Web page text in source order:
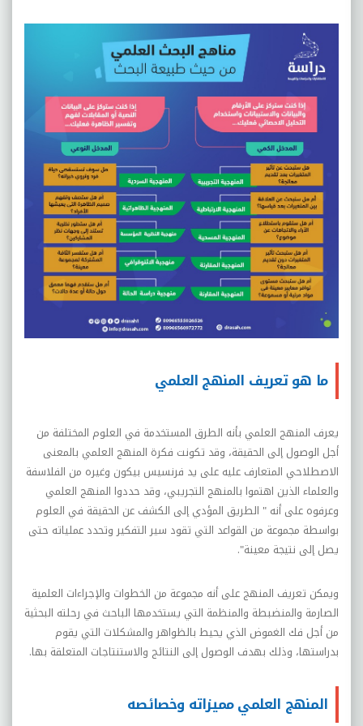
ما هو تعريف المنهج العلمي
يعرف المنهج العلمي بأنه الطرق المستخدمة في العلوم المختلفة من
أجل الوصول إلى الحقيقة، وقد تكونت فكرة المنهج العلمي بالمعنى
الاصطلاحي المتعارف عليه على يد فرنسيس بيكون وغيره من الفلاسفة
والعلماء الذين اهتموا بالمنهج التجريبي، وقد حددوا المنهج العلمي
وعرفوه على أنه " الطريق المؤدي إلى الكشف عن الحقيقة في العلوم
بواسطة مجموعة من القواعد التي تقود سير التفكير وتحدد عملياته حتى
يصل إلى نتيجة معينة".
ويمكن تعريف المنهج على أنه مجموعة من الخطوات والإجراءات العلمية
الصارمة والمنضبطة والمنظمة التي يستخدمها الباحث في رحلته البحثية
من أجل فك الغموض الذي يحيط بالظواهر والمشكلات التي يقوم
بدراستها، وذلك بهدف الوصول إلى النتائج والاستنتاجات المتعلقة بها.
المنهج العلمي مميزاته وخصائصه